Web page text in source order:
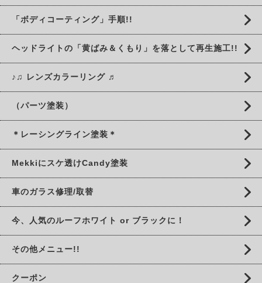
「ボディコーティング」手順!!
ヘッドライトの「黄ばみ＆くもり」を落として再生施工!!
♪♫ レンズカラーリング ♬
（パーツ塗装）
＊レーシングライン塗装＊
Mekkiにスケ透けCandy塗装
車のガラス修理/取替
今、人気のルーフホワイト or ブラックに！
その他メニュー!!
クーポン